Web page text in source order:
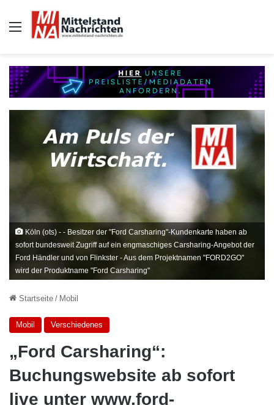
Auswahl
Köln (ots) - - Besitzer der "Ford Carsharing"-Kundenkarte haben ab
sofort bundesweit Zugriff auf ein engmaschiges Carsharing-Angebot der
Ford Händler und von Flinkster - Aus dem Projektnamen "FORD2GO"
wird der Produktname "Ford Carsharing"
Startseite / Mobil
Mobil Verschiedenes
„Ford Carsharing“:
Buchungswebsite ab sofort
live unter www.ford-